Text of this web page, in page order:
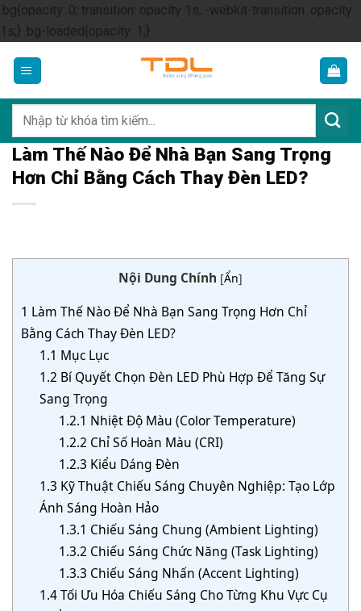
.bg{opacity: 0; transition: opacity 1s; -webkit-transition: opacity
1s;} .bg-loaded{opacity: 1;}Skip
content
kiếm:
Làm Thế Nào Để Nhà Bạn Sang Trọng
Hơn Chỉ Bằng Cách Thay Đèn LED?
Nội Dung Chính [Ẩn]
1 Làm Thế Nào Để Nhà Bạn Sang Trọng Hơn Chỉ
Bằng Cách Thay Đèn LED?
1.1 Mục Lục
1.2 Bí Quyết Chọn Đèn LED Phù Hợp Để Tăng Sự
Sang Trọng
1.2.1 Nhiệt Độ Màu (Color Temperature)
1.2.2 Chỉ Số Hoàn Màu (CRI)
1.2.3 Kiểu Dáng Đèn
1.3 Kỹ Thuật Chiếu Sáng Chuyên Nghiệp: Tạo Lớp
Ánh Sáng Hoàn Hảo
1.3.1 Chiếu Sáng Chung (Ambient Lighting)
1.3.2 Chiếu Sáng Chức Năng (Task Lighting)
1.3.3 Chiếu Sáng Nhấn (Accent Lighting)
1.4Tối Ưu Hóa Chiếu Sáng Cho Từng Khu Vực Cụ